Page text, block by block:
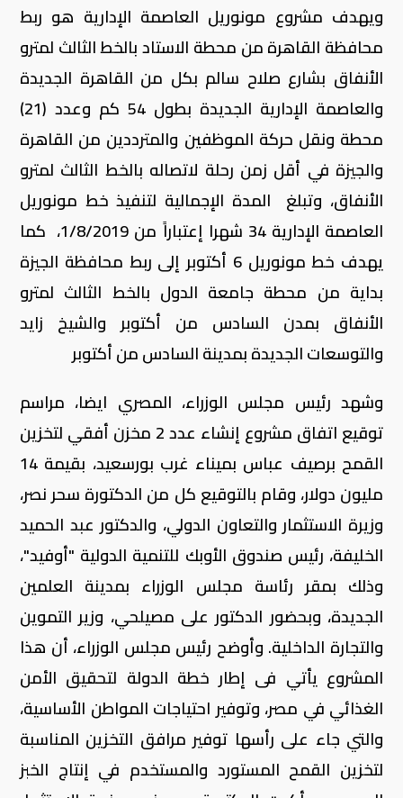
ويهدف مشروع مونوريل العاصمة الإدارية هو ربط
محافظة القاهرة من محطة الاستاد بالخط الثالث لمترو
الأنفاق بشارع صلاح سالم بكل من القاهرة الجديدة
والعاصمة الإدارية الجديدة بطول 54 كم وعدد (21)
محطة ونقل حركة الموظفين والمترددين من القاهرة
والجيزة في أقل زمن رحلة لاتصاله بالخط الثالث لمترو
الأنفاق، وتبلغ المدة الإجمالية لتنفيذ خط مونوريل
العاصمة الإدارية 34 شهرا إعتباراً من 1/8/2019، كما
يهدف خط مونوريل 6 أكتوبر إلى ربط محافظة الجيزة
بداية من محطة جامعة الدول بالخط الثالث لمترو
الأنفاق بمدن السادس من أكتوبر والشيخ زايد
والتوسعات الجديدة بمدينة السادس من أكتوبر
وشهد رئيس مجلس الوزراء، المصري ايضا، مراسم
توقيع اتفاق مشروع إنشاء عدد 2 مخزن أفقي لتخزين
القمح برصيف عباس بميناء غرب بورسعيد، بقيمة 14
مليون دولار، وقام بالتوقيع كل من الدكتورة سحر نصر،
وزيرة الاستثمار والتعاون الدولي، والدكتور عبد الحميد
الخليفة، رئيس صندوق الأوبك للتنمية الدولية "أوفيد"،
وذلك بمقر رئاسة مجلس الوزراء بمدينة العلمين
الجديدة، وبحضور الدكتور على مصيلحي، وزير التموين
والتجارة الداخلية. وأوضح رئيس مجلس الوزراء، أن هذا
المشروع يأتي فى إطار خطة الدولة لتحقيق الأمن
الغذائي في مصر، وتوفير احتياجات المواطن الأساسية،
والتي جاء على رأسها توفير مرافق التخزين المناسبة
لتخزين القمح المستورد والمستخدم في إنتاج الخبز